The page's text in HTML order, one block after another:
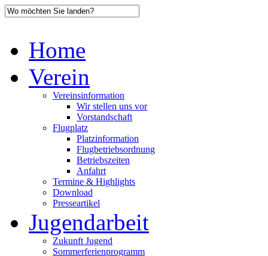
Home
Verein
Vereinsinformation
Wir stellen uns vor
Vorstandschaft
Flugplatz
Platzinformation
Flugbetriebsordnung
Betriebszeiten
Anfahrt
Termine & Highlights
Download
Presseartikel
Jugendarbeit
Zukunft Jugend
Sommerferienprogramm